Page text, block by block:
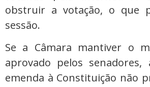
obstruir a votação, o que
sessão.
Se a Câmara mantiver o
aprovado pelos
emenda à Constituição não